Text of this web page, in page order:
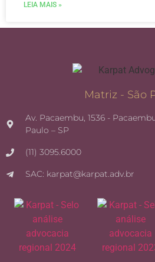
LEIA MAIS »
Matriz - São
Av. Pacaembu, 1536 -
Paulo – SP
(11) 3095.6000
SAC: karpat@karpat.adv.br